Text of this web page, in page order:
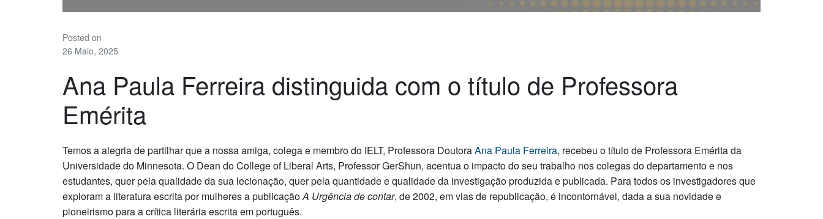
Posted on
26 Maio, 2025
Ana Paula Ferreira distinguida com o título de Professora
Emérita
Temos a alegria de partilhar que a nossa amiga, colega e membro do IELT, Professora DoutoraAna Paula Ferreira, recebeu o título de Professora Emérita da
Universidade do Minnesota. O Dean do College of Liberal Arts, Professor GerShun, acentua o impacto do seu trabalho nos colegas do departamento e nos
estudantes, quer pela qualidade da sua lecionação, quer pela quantidade e qualidade da investigação produzida e publicada. Para todos os investigadores que
exploram a literatura escrita por mulheres a publicaçãoA Urgência de contar, de 2002, em vias de republicação, é incontornável, dada a sua novidade e
pioneirismo para a crítica literária escrita em português.